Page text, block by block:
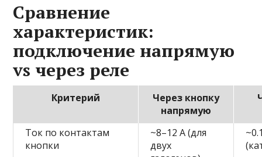
Сравнение
характеристик:
подключение напрямую
vs через реле
Критерий
Через кнопку
напрямую
Ток по контактам
кнопки
~8–12 А (для
двух